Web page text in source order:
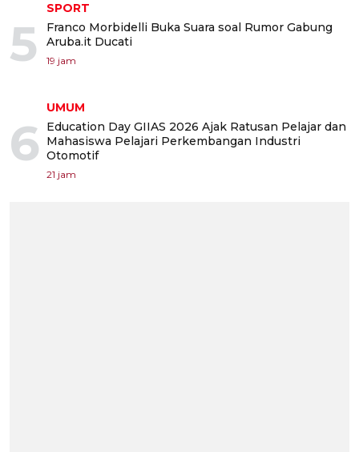
5
SPORT
Franco Morbidelli Buka Suara soal Rumor Gabung
Aruba.it Ducati
19 jam
6
UMUM
Education Day GIIAS 2026 Ajak Ratusan Pelajar dan
Mahasiswa Pelajari Perkembangan Industri
Otomotif
21 jam